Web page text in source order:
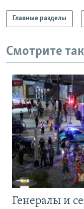
Главные разделы
Смотрите
Генералы и